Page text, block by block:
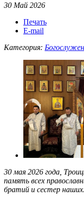
30 Май 2026
Печать
E-mail
Категория:
30 мая 2026 года,
память всех
братий и сестер наших.